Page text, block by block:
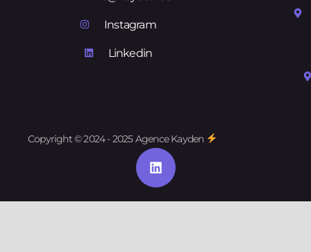
Instagram
Linkedin
Copyright © 2024 - 2025 Agence Kayden